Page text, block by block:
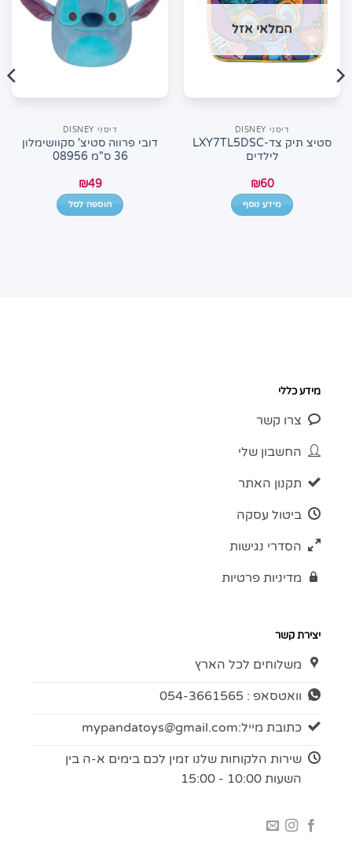
המלאי אזל
דיסני DISNEY
סטיצ תיק צד-LXY7TL5DSC
לילדים
₪60
מידע נוסף
דיסני DISNEY
דובי פרווה סטיצ' סקוושימלון
36 ס"מ 08956
₪49
הוספה לסל
מידע כללי
צרו קשר
החשבון שלי
תקנון האתר
ביטול עסקה
הסדרי נגישות
מדיניות פרטיות
יצירת קשר
משלוחים לכל הארץ
וואטסאפ : 054-3661565
כתובת מייל:mypandatoys@gmail.com
שירות הלקוחות שלנו זמין לכם בימים א-ה בין
השעות 10:00 - 15:00